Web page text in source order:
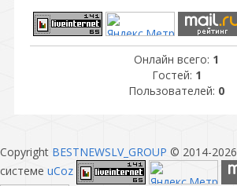
Онлайн всего: 1
Гостей: 1
Пользователей: 0
Copyright BESTNEWSLV_GROUP © 2014-2026
системе uCoz